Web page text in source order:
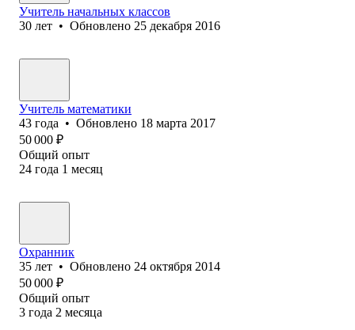
Учитель начальных классов
30 лет • Обновлено 25 декабря 2016
Учитель математики
43 года • Обновлено 18 марта 2017
50 000 ₽
Общий опыт
24 года 1 месяц
Охранник
35 лет • Обновлено 24 октября 2014
50 000 ₽
Общий опыт
3 года 2 месяца